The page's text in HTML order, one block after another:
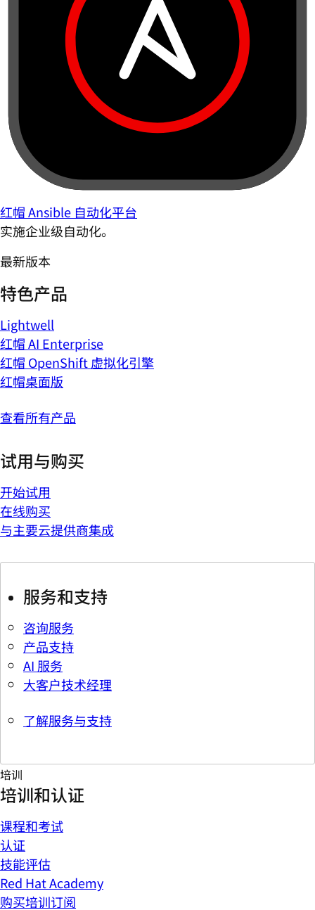
红帽 Ansible 自动化平台
实施企业级自动化。
最新版本
特色产品
Lightwell
红帽 AI Enterprise
红帽 OpenShift 虚拟化引擎
红帽桌面版
查看所有产品
试用与购买
开始试用
在线购买
与主要云提供商集成
服务和支持
咨询服务
产品支持
AI 服务
大客户技术经理
了解服务与支持
培训
培训和认证
课程和考试
认证
技能评估
Red Hat Academy
购买培训订阅